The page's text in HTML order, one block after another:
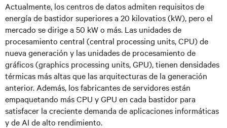
Actualmente, los centros de datos admiten requisitos de
energía de bastidor superiores a 20 kilovatios (kW), pero el
mercado se dirige a 50 kW o más. Las unidades de
procesamiento central (central processing units, CPU) de
nueva generación y las unidades de procesamiento de
gráficos (graphics processing units, GPU), tienen densidades
térmicas más altas que las arquitecturas de la generación
anterior. Además, los fabricantes de servidores están
empaquetando más CPU y GPU en cada bastidor para
satisfacer la creciente demanda de aplicaciones informáticas
y de AI de alto rendimiento.